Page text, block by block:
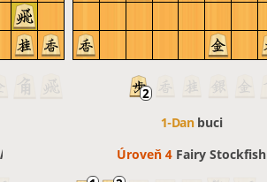
1-Dan buci
Úroveň 4 Fairy Stockfish